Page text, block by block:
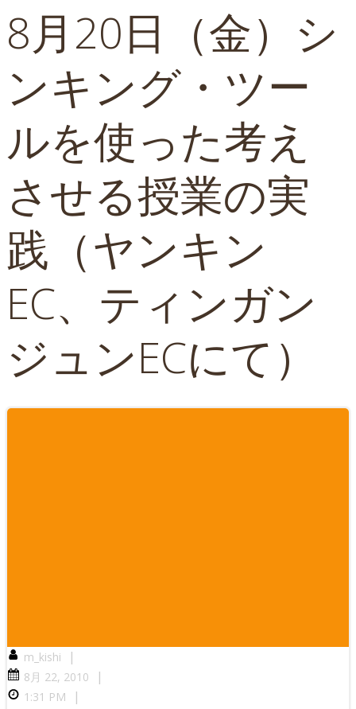
8月20日（金）シ
ンキング・ツー
ルを使った考え
させる授業の実
践（ヤンキン
EC、ティンガン
ジュンECにて）
m_kishi |
8月 22, 2010 |
1:31 PM |